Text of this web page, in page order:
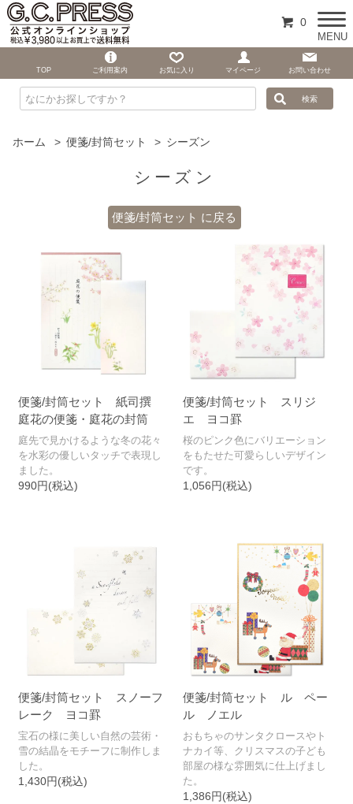
ホーム > 便箋/封筒セット > シーズン
シーズン
便箋/封筒セット に戻る
便箋/封筒セット 紙司撰
庭花の便箋・庭花の封筒
庭先で見かけるような冬の花々
を水彩の優しいタッチで表現し
ました。
990円(税込)
便箋/封筒セット スリジ
エ ヨコ罫
桜のピンク色にバリエーション
をもたせた可愛らしいデザイン
です。
1,056円(税込)
便箋/封筒セット スノーフ
レーク ヨコ罫
宝石の様に美しい自然の芸術・
雪の結晶をモチーフに制作しま
した。
1,430円(税込)
便箋/封筒セット ル ペー
ル ノエル
おもちゃのサンタクロースやト
ナカイ等、クリスマスの子ども
部屋の様な雰囲気に仕上げまし
た。
1,386円(税込)
0
MENU
TOP ご利用案内 お気に入り マイページ お問い合わせ